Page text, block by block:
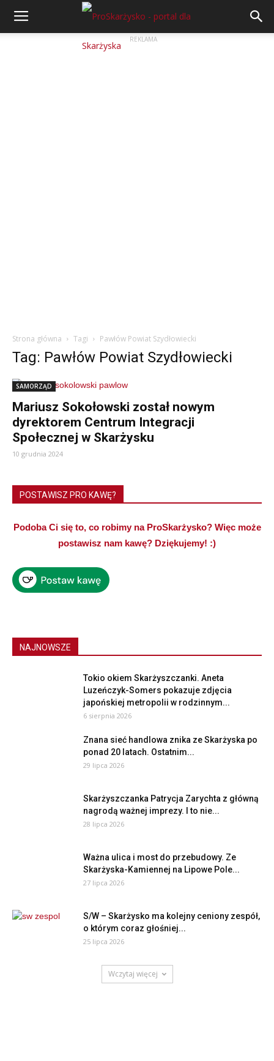
REKLAMA
Strona główna Tagi Pawłów Powiat Szydłowiecki
Tag: Pawłów Powiat Szydłowiecki
SAMORZĄD
Mariusz Sokołowski został nowym
dyrektorem Centrum Integracji
Społecznej w Skarżysku
10 grudnia 2024
POSTAWISZ PRO KAWĘ?
Podoba Ci się to, co robimy na ProSkarżysko? Więc może
postawisz nam kawę? Dziękujemy! :)
NAJNOWSZE
Tokio okiem Skarżyszczanki. Aneta
Luzeńczyk-Somers pokazuje zdjęcia
japońskiej metropolii w rodzinnym...
6 sierpnia 2026
Znana sieć handlowa znika ze Skarżyska po
ponad 20 latach. Ostatnim...
29 lipca 2026
Skarżyszczanka Patrycja Zarychta z główną
nagrodą ważnej imprezy. I to nie...
28 lipca 2026
Ważna ulica i most do przebudowy. Ze
Skarżyska-Kamiennej na Lipowe Pole...
27 lipca 2026
S/W – Skarżysko ma kolejny ceniony zespół,
o którym coraz głośniej...
25 lipca 2026
Wczytaj więcej